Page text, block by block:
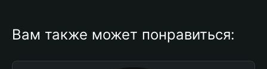
Вам также может понравиться: